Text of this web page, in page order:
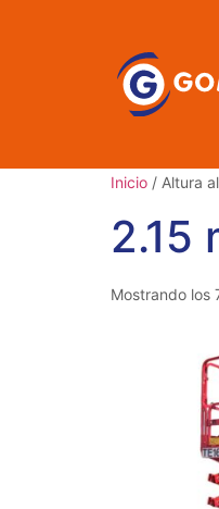
Inicio / Altura
2.15
Mostrando los